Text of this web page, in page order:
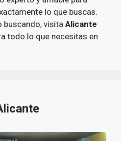
lo que buscas.
buscando, visita Alicante
todo lo que necesitas en